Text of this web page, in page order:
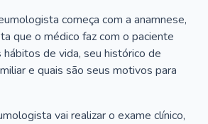
começa com a anamnese,
que o médico faz com o paciente
hábitos de vida, seu histórico de
e quais são seus motivos para
vai realizar o exame clínico,